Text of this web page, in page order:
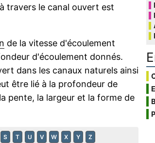
travers le canal ouvert est
de la vitesse d'écoulement
d'écoulement donnés.
dans les canaux naturels ainsi
être lié à la profondeur de
pente, la largeur et la forme de
S T U V W X Y Z